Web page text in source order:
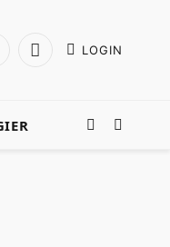
YouTube
LOGIN